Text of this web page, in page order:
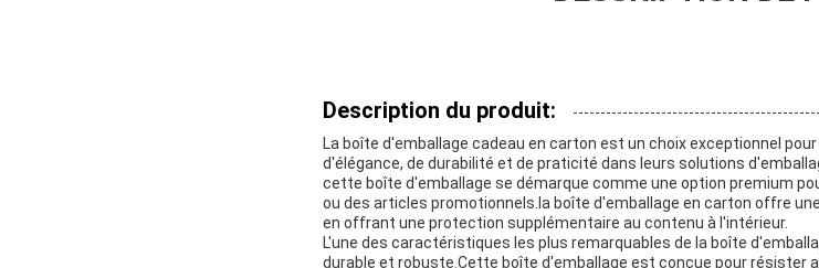
Description du produit:
La boîte d'emballage cadeau en carton est un choix exceptionnel
d'élégance, de durabilité et de praticité dans leurs solutions
cette boîte d'emballage se démarque comme une option premium
ou des articles promotionnels.la boîte d'emballage en carton offre
en offrant une protection supplémentaire au contenu à l'intérieur.
L'une des caractéristiques les plus remarquables de la boîte
durable et robuste.Cette boîte d'emballage est conçue pour résister